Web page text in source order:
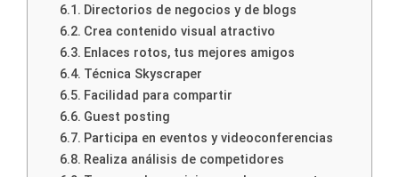
Directorios de negocios y de blogs
Crea contenido visual atractivo
Enlaces rotos, tus mejores amigos
Técnica Skyscraper
Facilidad para compartir
Guest posting
Participa en eventos y videoconferencias
Realiza análisis de competidores